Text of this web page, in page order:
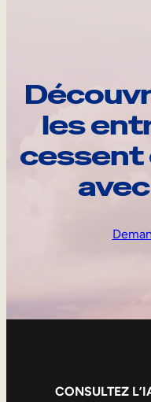
les
cessent
CONSULTEZ